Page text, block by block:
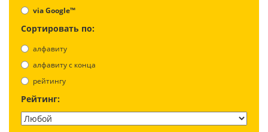
via Google™
Сортировать по:
алфавиту
aлфавиту с конца
рейтингу
Рейтинг: